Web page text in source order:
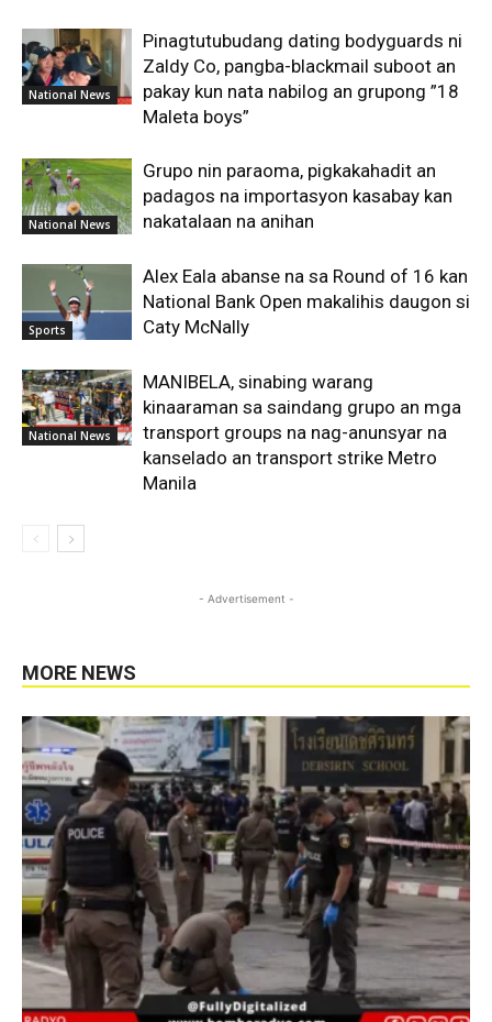
National News
Pinagtutubudang dating bodyguards ni
Zaldy Co, pangba-blackmail suboot an
pakay kun nata nabilog an grupong ”18
Maleta boys”
National News
Grupo nin paraoma, pigkakahadit an
padagos na importasyon kasabay kan
nakatalaan na anihan
Sports
Alex Eala abanse na sa Round of 16 kan
National Bank Open makalihis daugon si
Caty McNally
National News
MANIBELA, sinabing warang
kinaaraman sa saindang grupo an mga
transport groups na nag-anunsyar na
kanselado an transport strike Metro
Manila
- Advertisement -
MORE NEWS